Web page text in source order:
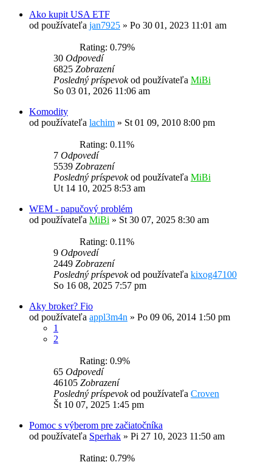
Ako kupit USA ETF
od používateľa jan7925 » Po 30 01, 2023 11:01 am
Rating: 0.79%
30 Odpovedí
6825 Zobrazení
Posledný príspevokod používateľa MiBi
So 03 01, 2026 11:06 am
Komodity
od používateľa lachim » St 01 09, 2010 8:00 pm
Rating: 0.11%
7 Odpovedí
5539 Zobrazení
Posledný príspevokod používateľa MiBi
Ut 14 10, 2025 8:53 am
WEM - papučový problém
od používateľa MiBi » St 30 07, 2025 8:30 am
Rating: 0.11%
9 Odpovedí
2449 Zobrazení
Posledný príspevokod používateľa kixog47100
So 16 08, 2025 7:57 pm
Aky broker? Fio
od používateľa appl3m4n » Po 09 06, 2014 1:50 pm
1
2
Rating: 0.9%
65 Odpovedí
46105 Zobrazení
Posledný príspevokod používateľa Croven
Št 10 07, 2025 1:45 pm
Pomoc s výberom pre začiatočníka
od používateľa Sperhak » Pi 27 10, 2023 11:50 am
Rating: 0.79%